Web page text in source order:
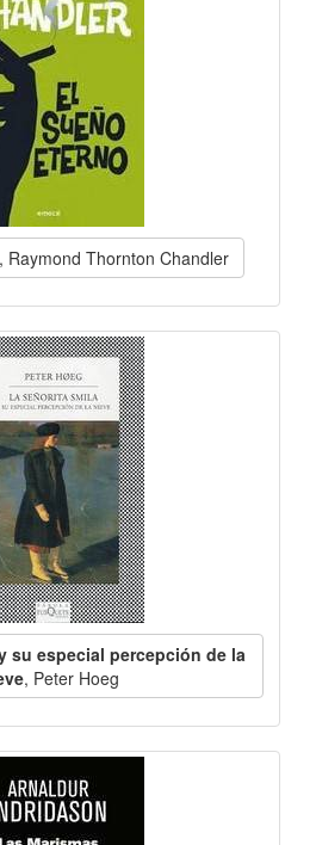
, Raymond Thornton Chandler
su especial percepción de la
, Peter Hoeg